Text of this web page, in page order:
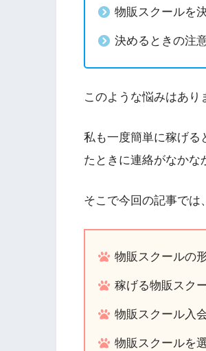
物販スクールを
決めるときの注
このような悩みはあり
私も一度簡単に稼げる
たときに連絡がなかな
そこで今回の記事では、
物販スクールの
稼げる物販スク
物販スクール入
物販スクールを